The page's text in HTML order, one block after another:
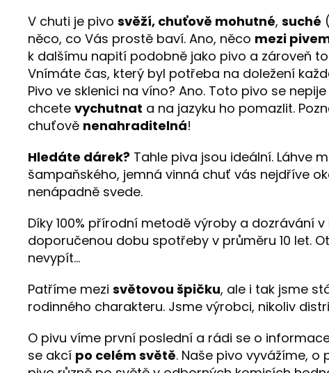
V chuti je pivo svěží, chuťově mohutné, suché
něco, co Vás prostě baví. Ano, něco mezi
k dalšímu napití podobně jako pivo a zároveň
Vnímáte čas, který byl potřeba na doležení
Pivo ve sklenici na víno? Ano. Toto pivo se nepije
chcete vychutnat a na jazyku ho pomazlit.
chuťově nenahraditelná!
Hledáte dárek? Tahle piva jsou ideální. Láhve
šampaňského, jemná vinná chuť vás nejdříve
nenápadně svede.
Díky 100% přírodní metodě výroby a dozrávání
doporučenou dobu spotřeby v průměru 10 let.
nevypít…
Patříme mezi světovou špičku, ale i tak jsme
rodinného charakteru. Jsme výrobci, nikoliv
O pivu víme první poslední a rádi se o
se akcí po celém světě. Naše pivo vyvážíme, o